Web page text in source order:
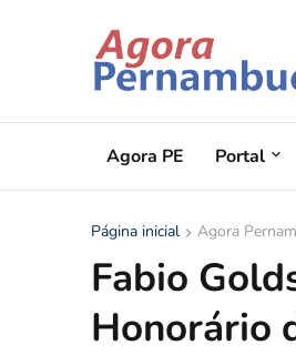
Agora PE Portal
Página inicial Agora
Fabio
Honorário